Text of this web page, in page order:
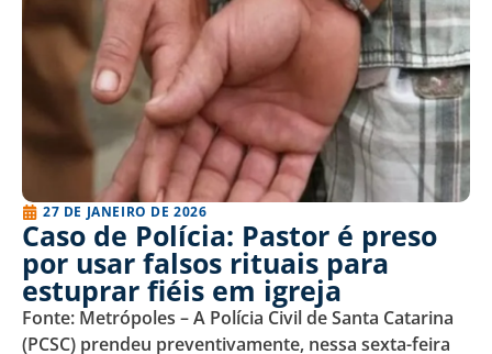
27 DE JANEIRO DE 2026
Caso de Polícia: Pastor é preso
por usar falsos rituais para
estuprar fiéis em igreja
Fonte: Metrópoles – A Polícia Civil de Santa Catarina
(PCSC) prendeu preventivamente, nessa sexta-feira